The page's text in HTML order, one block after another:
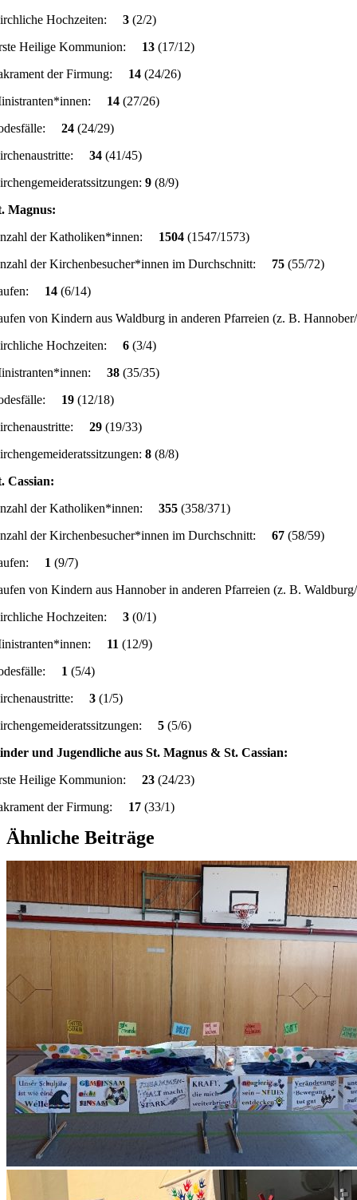
Hochzeiten: 3 (2/2)
Heilige Kommunion: 13 (17/12)
der Firmung: 14 (24/26)
14 (27/26)
24 (24/29)
34 (41/45)
9 (8/9)
Magnus:
der Katholiken*innen: 1504 (1547/1573)
der Kirchenbesucher*innen im Durchschnitt: 75 (55/72)
14 (6/14)
von Kindern aus Waldburg in anderen Pfarreien (z. B.
Hochzeiten: 6 (3/4)
38 (35/35)
19 (12/18)
29 (19/33)
8 (8/8)
Cassian:
der Katholiken*innen: 355 (358/371)
der Kirchenbesucher*innen im Durchschnitt: 67 (58/59)
1 (9/7)
von Kindern aus Hannober in anderen Pfarreien (z. B.
Hochzeiten: 3 (0/1)
11 (12/9)
1 (5/4)
3 (1/5)
5 (5/6)
und Jugendliche aus St. Magnus & St. Cassian:
Heilige Kommunion: 23 (24/23)
der Firmung: 17 (33/1)
Ähnliche Beiträge